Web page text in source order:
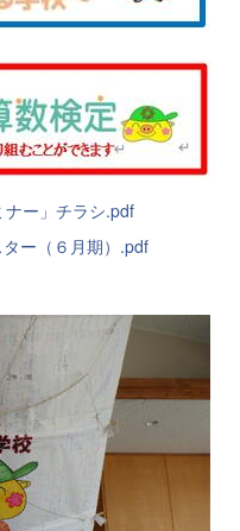
ー」チラシ.pdf
ー（６月期）.pdf